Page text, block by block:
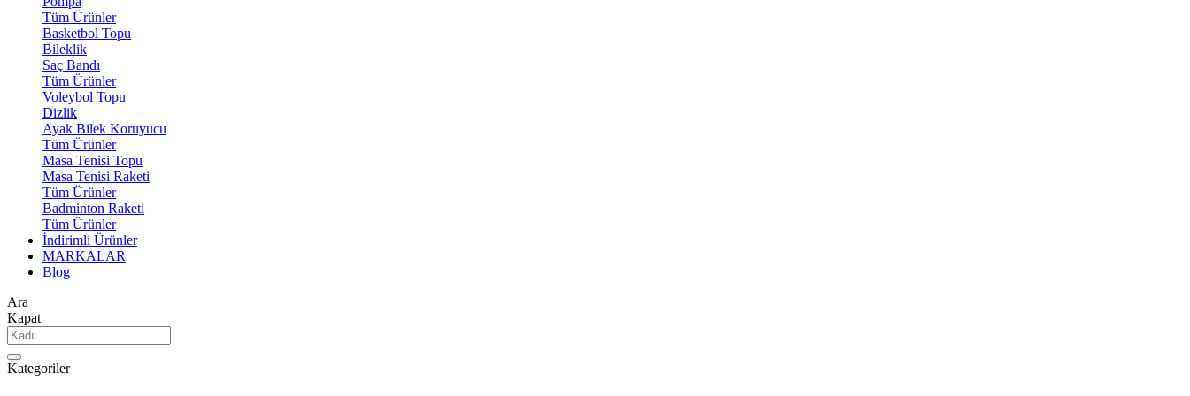
Tüm Ürünler
Basketbol Topu
Bileklik
Saç Bandı
Tüm Ürünler
Voleybol Topu
Dizlik
Ayak Bilek Koruyucu
Tüm Ürünler
Masa Tenisi Topu
Masa Tenisi Raketi
Tüm Ürünler
Badminton Raketi
Tüm Ürünler
İndirimli Ürünler
MARKALAR
Blog
Ara
Kapat
Kategoriler